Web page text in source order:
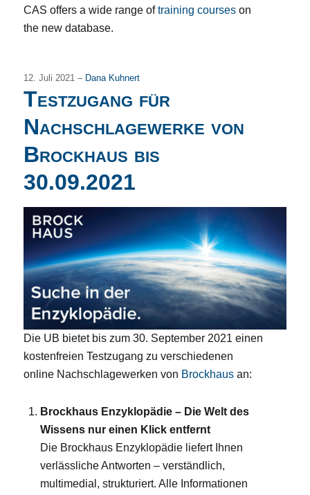
CAS offers a wide range oftraining courses on
the new database.
12. Juli 2021 – Dana Kuhnert
Testzugang für
Nachschlagewerke von
Brockhaus bis
30.09.2021
Die UB bietet bis zum 30. September 2021 einen
kostenfreien Testzugang zu verschiedenen
online Nachschlagewerken von Brockhaus an:
Brockhaus Enzyklopädie – Die Welt des
Wissens nur einen Klick entfernt
Die Brockhaus Enzyklopädie liefert Ihnen
verlässliche Antworten – verständlich,
multimedial, strukturiert. Alle Informationen